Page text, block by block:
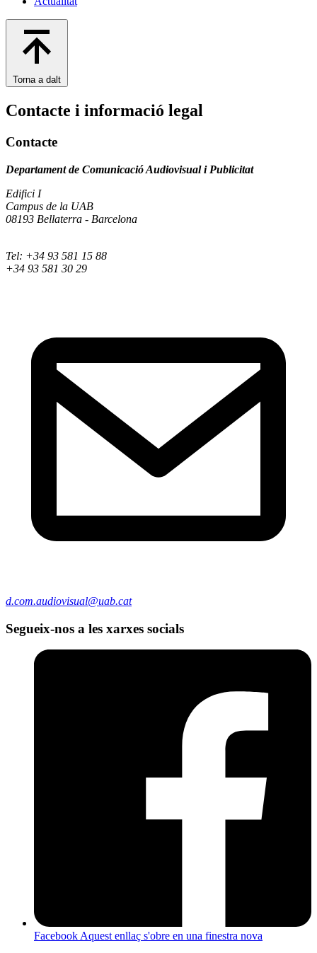
Torna a dalt
Contacte i informació legal
Contacte
Departament de Comunicació Audiovisual i Publicitat
Edifici I
Campus de la UAB
08193 Bellaterra - Barcelona
Tel: +34 93 581 15 88
+34 93 581 30 29
d.com.audiovisual@uab.cat
Segueix-nos a les xarxes socials
FacebookAquest enllaç s'obre en una finestra nova